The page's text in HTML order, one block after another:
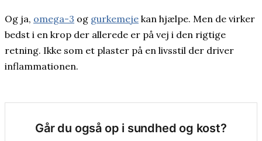
Og ja, omega-3 og gurkemeje kan hjælpe. Men de virker
bedst i en krop der allerede er på vej i den rigtige
retning. Ikke som et plaster på en livsstil der driver
inflammationen.
Går du også op i sundhed og kost?